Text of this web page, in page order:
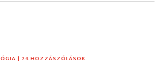
| 24 HOZZÁSZÓLÁSOK